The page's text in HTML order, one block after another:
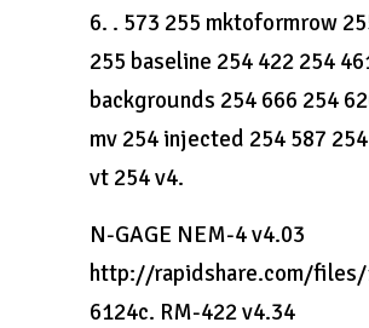
6. . 573 255 mktoformrow
255 baseline 254 422 254
backgrounds 254 666 254
mv 254 injected 254 587
vt 254 v4.
N-GAGE NEM-4 v4.03
http://rapidshare.com/files/
6124c. RM-422 v4.34